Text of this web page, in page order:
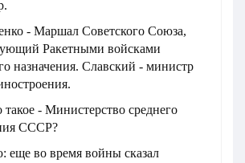
- Маршал Советского Союза,
Ракетными войсками
назначения. Славский - министр
- Министерство среднего
СССР?
во время войны сказал